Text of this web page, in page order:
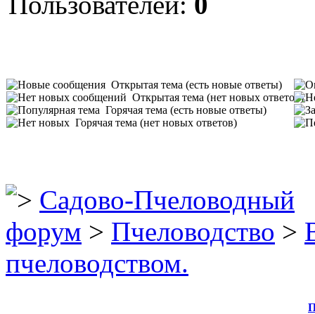
Открытая тема (есть новые ответы)
Открытая тема (нет новых ответов)
Горячая тема (есть новые ответы)
Горячая тема (нет новых ответов)
Садово-Пчеловодный
форум > Пчеловодство >
пчеловодством.